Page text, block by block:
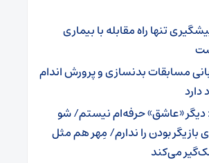
تنها راه مقابله با بیماری
مسابقات بدنسازی و پرورش اندام
«عاشق» حرفه‌ام نیستم/ شو
بازیگر بودن را ندارم/ مِهر هم مثل
می‌کند